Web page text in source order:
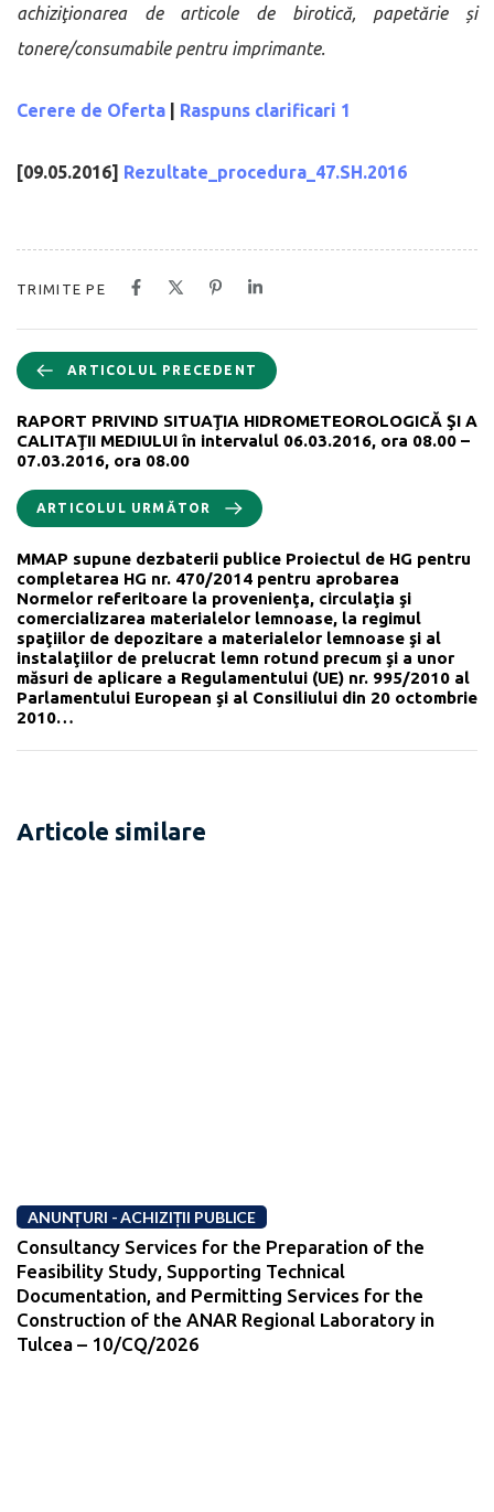
achiziţionarea de articole de birotică, papetărie și
tonere/consumabile pentru imprimante.
Cerere de Oferta Raspuns clarificari 1
[09.05.2016] Rezultate_procedura_47.SH.2016
TRIMITE PE
ARTICOLUL PRECEDENT
RAPORT PRIVIND SITUAŢIA HIDROMETEOROLOGICĂ ŞI A
CALITAŢII MEDIULUI în intervalul 06.03.2016, ora 08.00 –
07.03.2016, ora 08.00
ARTICOLUL URMĂTOR
MMAP supune dezbaterii publice Proiectul de HG pentru
completarea HG nr. 470/2014 pentru aprobarea
Normelor referitoare la provenienţa, circulaţia şi
comercializarea materialelor lemnoase, la regimul
spaţiilor de depozitare a materialelor lemnoase şi al
instalaţiilor de prelucrat lemn rotund precum şi a unor
măsuri de aplicare a Regulamentului (UE) nr. 995/2010 al
Parlamentului European şi al Consiliului din 20 octombrie
2010…
Articole similare
ANUNȚURI - ACHIZIȚII PUBLICE
Consultancy Services for the Preparation of the
Feasibility Study, Supporting Technical
Documentation, and Permitting Services for the
Construction of the ANAR Regional Laboratory in
Tulcea – 10/CQ/2026